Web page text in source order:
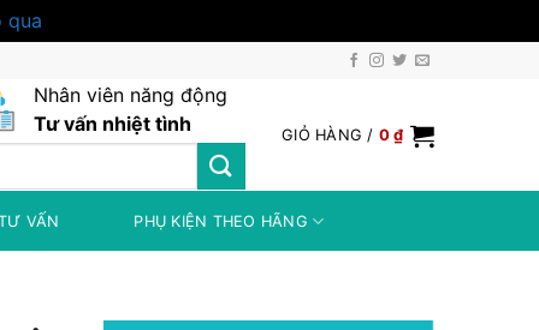
qua
Nhân viên năng động
Tư vấn nhiệt tình
GIỎ HÀNG / 0₫
VẤN PHỤ KIỆN THEO HÃNG